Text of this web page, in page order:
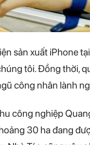
sản xuất iPhone
tôi. Đồng thời,
công nhân lành
công nghiệp
30 ha đang